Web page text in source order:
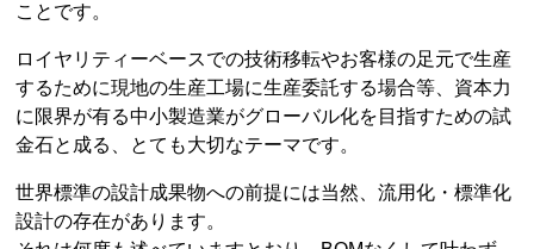
ことです。
ロイヤリティーベースでの技術移転やお客様の足元で生産
するために現地の生産工場に生産委託する場合等、資本力
に限界が有る中小製造業がグローバル化を目指すための試
金石と成る、とても大切なテーマです。
世界標準の設計成果物への前提には当然、流用化・標準化
設計の存在があります。